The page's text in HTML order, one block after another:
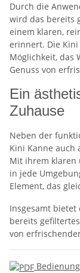
Durch die
wird das bereits
einem klaren,
erinnert. Die
Möglichkeit, das
Genuss von
Ein
Zuhause
Neben der
Kini Kanne auch
Mit ihrem klaren
in jede
Element, das
Insgesamt bietet
bereits
von